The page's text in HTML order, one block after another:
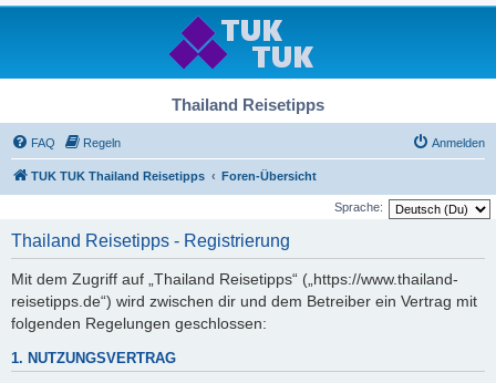
Thailand Reisetipps
FAQ Regeln Anmelden
TUK TUK Thailand Reisetipps Foren-Übersicht
Sprache:
Thailand Reisetipps - Registrierung
Mit dem Zugriff auf „Thailand Reisetipps“ („https://www.thailand-
reisetipps.de“) wird zwischen dir und dem Betreiber ein Vertrag mit
folgenden Regelungen geschlossen:
1. NUTZUNGSVERTRAG